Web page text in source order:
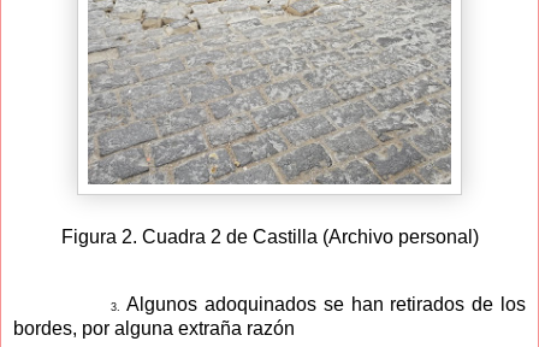
Figura 2. Cuadra 2 de Castilla (Archivo personal)
3. Algunos adoquinados se han retirados de los
bordes, por alguna extraña razón